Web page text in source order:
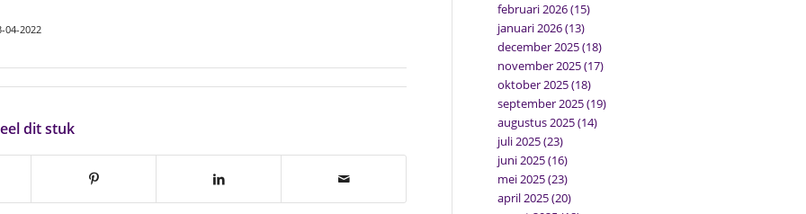
04-2022
dit stuk
februari 2026(15)
januari 2026(13)
december 2025(18)
november 2025(17)
oktober 2025(18)
september 2025(19)
augustus 2025(14)
juli 2025(23)
juni 2025(16)
mei 2025(23)
april 2025(20)